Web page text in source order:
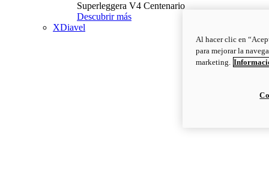
Superleggera V4 Centenario
Descubrir más
XDiavel
Al hacer clic en
para mejorar la
marketing.